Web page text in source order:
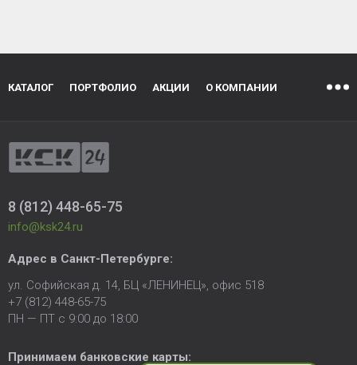
КАТАЛОГ ПОРТФОЛИО АКЦИИ О КОМПАНИИ
8 (812) 448-65-75
info@ksk24.ru
Адрес в Санкт-Петербурге:
ул. Софийская д. 14, БЦ «ЛЕНИНЕЦ», офис 518
+7 (812) 448-65-75
ПН — ПТ с 9:00 до 18:00
Принимаем банковские карты: